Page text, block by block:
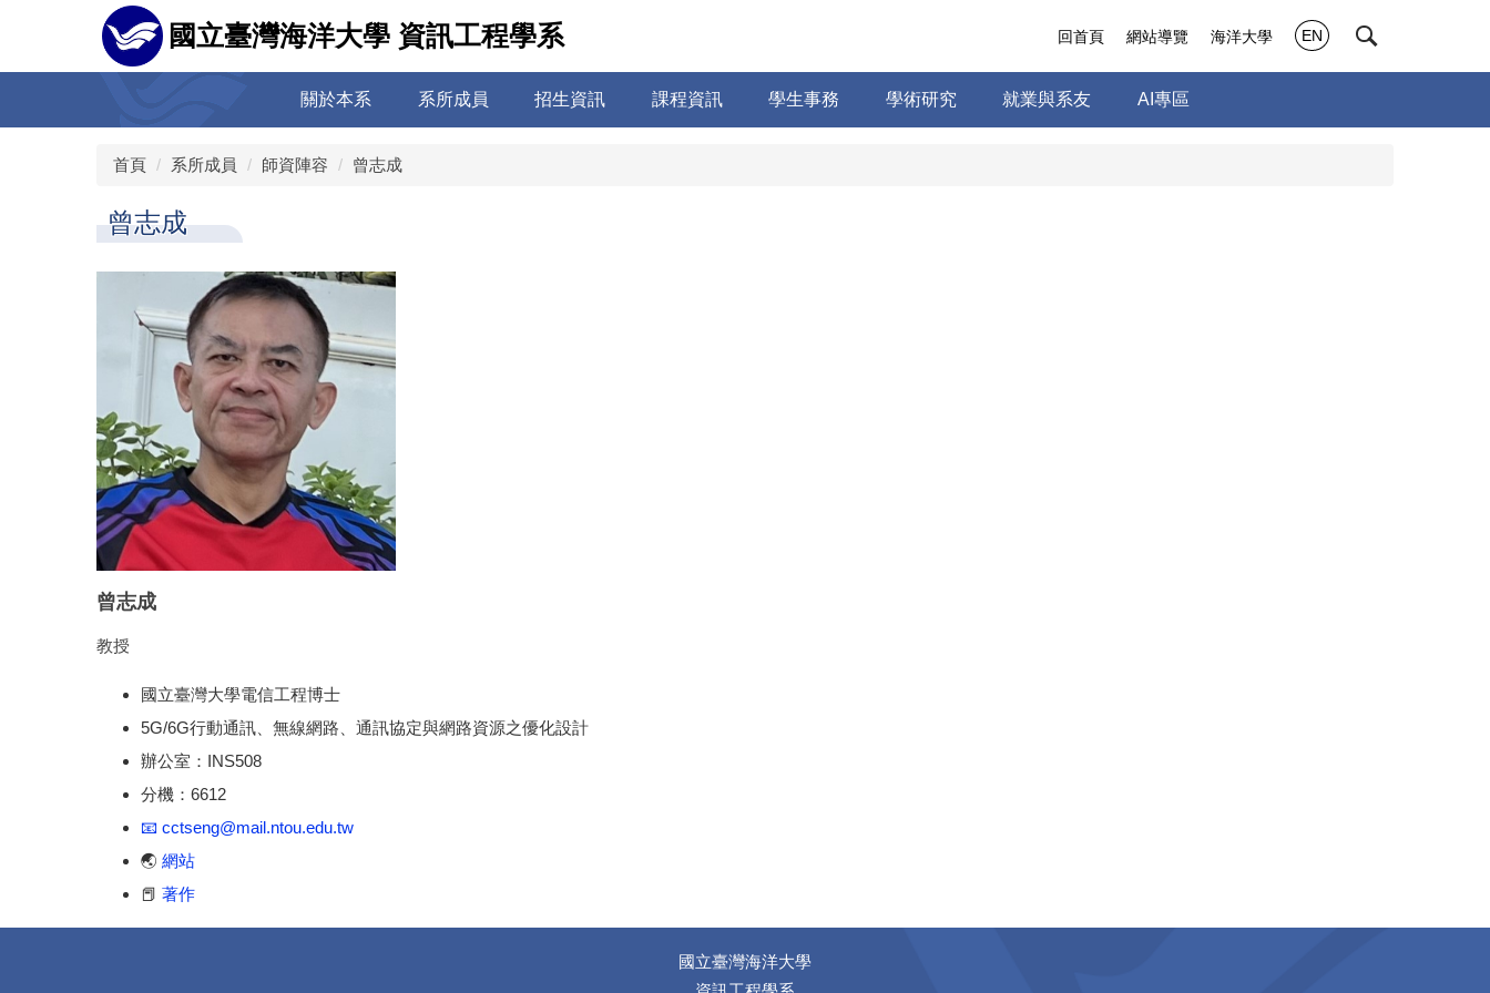
國立臺灣海洋大學 資訊工程學系 回首頁 網站導覽 海洋大學 EN
關於本系 系所成員 招生資訊 課程資訊 學生事務 學術研究 就業與系友 AI專區
首頁 系所成員 師資陣容 曾志成
曾志成
曾志成
教授
國立臺灣大學電信工程博士
5G/6G行動通訊、無線網路、 通訊協定與網路資源之優化設計
辦公室：INS508
分機：6612
📧 cctseng@mail.ntou.edu.tw
🌏 網站
📕 著作
國立臺灣海洋大學